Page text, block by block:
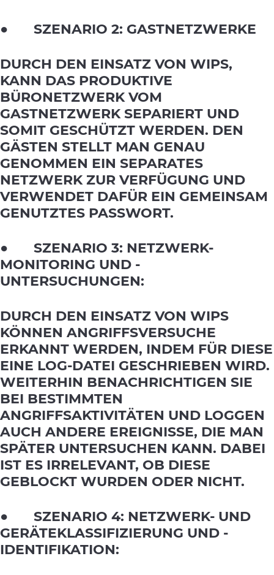
● SZENARIO 2: GASTNETZWERKE
DURCH DEN EINSATZ VON WIPS,
KANN DAS PRODUKTIVE
BÜRONETZWERK VOM
GASTNETZWERK SEPARIERT UND
SOMIT GESCHÜTZT WERDEN. DEN
GÄSTEN STELLT MAN GENAU
GENOMMEN EIN SEPARATES
NETZWERK ZUR VERFÜGUNG UND
VERWENDET DAFÜR EIN GEMEINSAM
GENUTZTES PASSWORT.
● SZENARIO 3: NETZWERK-
MONITORING UND -
UNTERSUCHUNGEN:
DURCH DEN EINSATZ VON WIPS
KÖNNEN ANGRIFFSVERSUCHE
ERKANNT WERDEN, INDEM FÜR DIESE
EINE LOG-DATEI GESCHRIEBEN WIRD.
WEITERHIN BENACHRICHTIGEN SIE
BEI BESTIMMTEN
ANGRIFFSAKTIVITÄTEN UND LOGGEN
AUCH ANDERE EREIGNISSE, DIE MAN
SPÄTER UNTERSUCHEN KANN. DABEI
IST ES IRRELEVANT, OB DIESE
GEBLOCKT WURDEN ODER NICHT.
● SZENARIO 4: NETZWERK- UND
GERÄTEKLASSIFIZIERUNG UND -
IDENTIFIKATION: